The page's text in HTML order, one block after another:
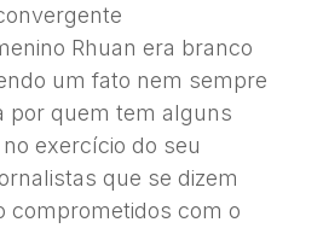
Rhuan era branco
um fato nem sempre
por quem tem alguns
exercício do seu
que se dizem
comprometidos com o